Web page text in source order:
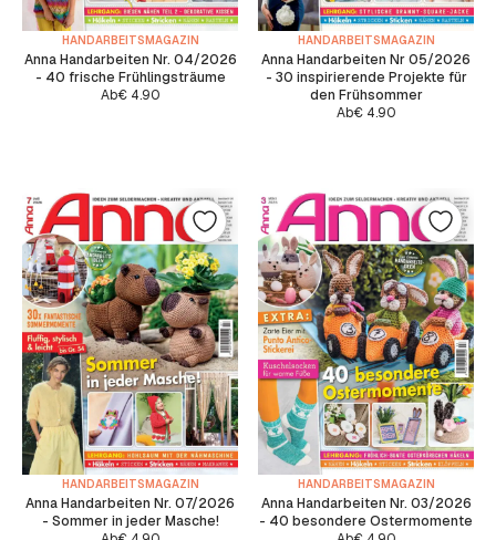
HANDARBEITSMAGAZIN
Anna Handarbeiten Nr. 04/2026
- 40 frische Frühlingsträume
Ab€4.90
HANDARBEITSMAGAZIN
Anna Handarbeiten Nr 05/2026
- 30 inspirierende Projekte für
den Frühsommer
Ab€4.90
HANDARBEITSMAGAZIN
Anna Handarbeiten Nr. 07/2026
- Sommer in jeder Masche!
HANDARBEITSMAGAZIN
Anna Handarbeiten Nr. 03/2026
- 40 besondere Ostermomente